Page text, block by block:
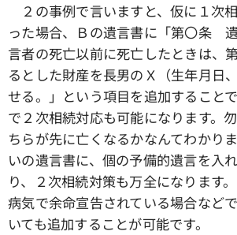
２の事例で言いますと、仮に１次
った場合、Ｂの遺言書に「第〇条
言者の死亡以前に死亡したときは、
るとした財産を長男のＸ（生年月日
せる。」という項目を追加すること
で２次相続対応も可能になります。
ちらが先に亡くなるかなんてわかり
いの遺言書に、個の予備的遺言を入
り、２次相続対策も万全になります
病気で余命宣告されている場合など
いても追加することが可能です。